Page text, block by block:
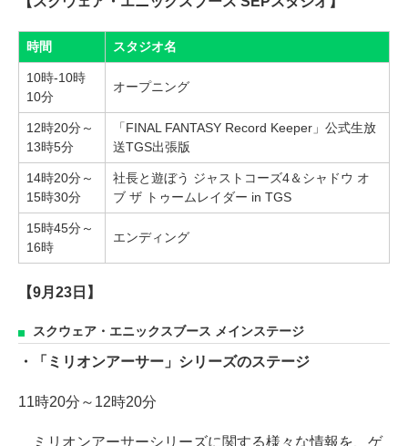
時間 スタジオ名
10時-10時
10分
オープニング
12時20分～
13時5分
「FINAL FANTASY Record Keeper」公式生放
送TGS出張版
14時20分～
15時30分
社長と遊ぼう ジャストコーズ4＆シャドウ オ
ブ ザ トゥームレイダー in TGS
15時45分～
16時
エンディング
【9月23日】
スクウェア・エニックスブース メインステージ
・「ミリオンアーサー」シリーズのステージ
11時20分～12時20分
ミリオンアーサーシリーズに関する様々な情報を、ゲ